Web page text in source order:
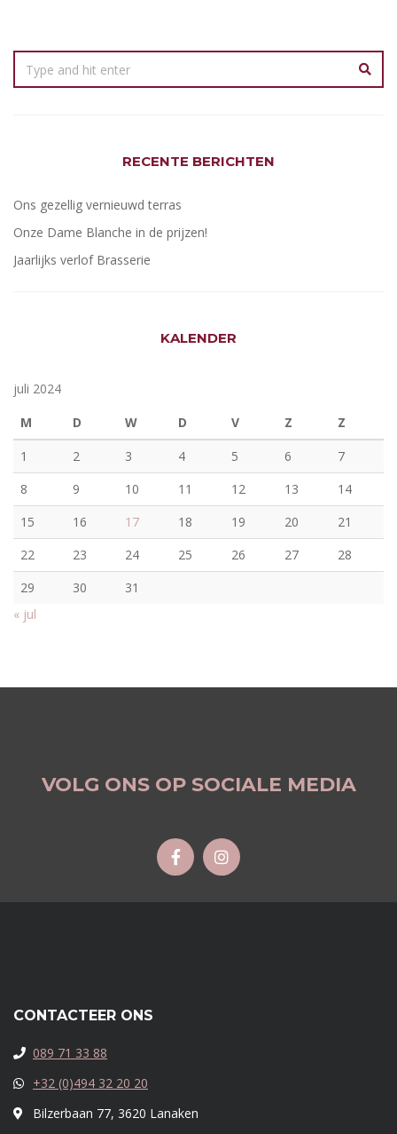
RECENTE BERICHTEN
Ons gezellig vernieuwd terras
Onze Dame Blanche in de prijzen!
Jaarlijks verlof Brasserie
KALENDER
juli 2024
M
D W D V Z
Z
1
2 3 4 5 6
7
8
9 10 11 12 13
14
15
16 17 18 19 20
21
22
23 24 25 26 27
28
29
30
31
« jul
VOLG ONS OP SOCIALE MEDIA
CONTACTEER ONS
089 71 33 88
+32 (0)494 32 20 20
Bilzerbaan 77, 3620 Lanaken